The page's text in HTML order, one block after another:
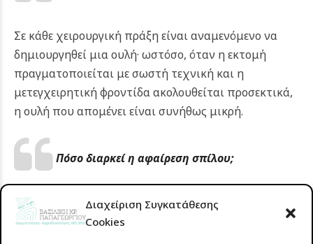
Διαχείριση Συγκατάθεσης
Cookies
Σε κάθε χειρουργική πράξη είναι αναμενόμενο να
δημιουργηθεί μια ουλή· ωστόσο, όταν η εκτομή
πραγματοποιείται με σωστή τεχνική και η
μετεγχειρητική φροντίδα ακολουθείται προσεκτικά,
η ουλή που απομένει είναι συνήθως μικρή.
Πόσο διαρκεί η αφαίρεση σπίλου;
Η διαδικασία είναι σύντομη και διαρκεί συνήθως 15
έως 30 λεπτά, ανάλογα με το μέγεθος και την